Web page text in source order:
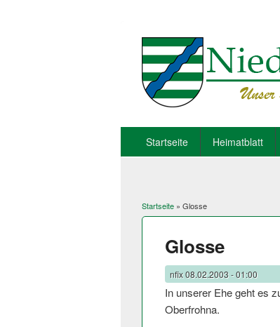
Startseite Heimatblatt
Sie sind hier
Startseite » Glosse
Glosse
nfix08.02.2003 - 01:00
In unserer Ehe geht es
Oberfrohna.